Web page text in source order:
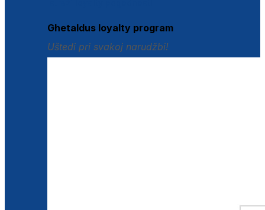
Ghetaldus loyalty program
Uštedi pri svakoj narudžbi!